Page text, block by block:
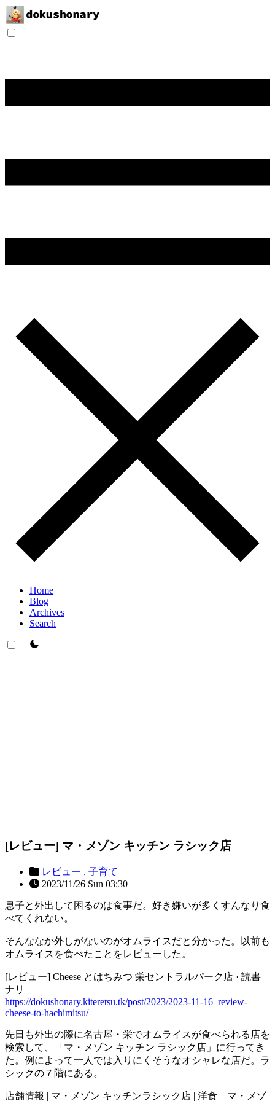
Home
Blog
Archives
Search
theme switcher
[レビュー] マ・メゾン キッチン ラシック店
レビュー , 子育て
2023/11/26 Sun 03:30
息子と外出して困るのは食事だ。好き嫌いが多くすんなり食
べてくれない。
そんななか外しがないのがオムライスだと分かった。以前も
オムライスを食べたことをレビューした。
[レビュー] Cheese とはちみつ 栄セントラルパーク店 · 読書
ナリ
https://dokushonary.kiteretsu.tk/post/2023/2023-11-16_review-
cheese-to-hachimitsu/
先日も外出の際に名古屋・栄でオムライスが食べられる店を
検索して、「マ・メゾン キッチン ラシック店」に行ってき
た。例によって一人では入りにくそうなオシャレな店だ。ラ
シックの７階にある。
店舗情報 | マ・メゾン キッチンラシック店 | 洋食 マ・メゾ